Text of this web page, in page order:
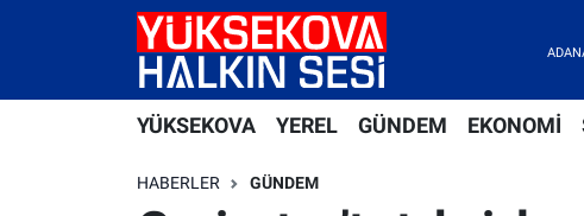
YÜKSEKOVA YEREL GÜNDEM EKONOMİ
HABERLER GÜNDEM
Yüksekova Nöbetçi Eczaneler
Yüksekova Trafik Yoğunluk Haritası